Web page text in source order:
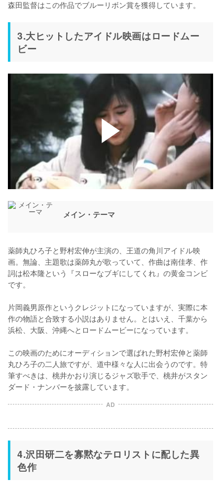
森田監督はこの作品でブルーリボン賞を獲得しています。
3.大ヒットしたアイドル映画はロードムー
ビー
メイン・テーマ
薬師丸ひろ子と野村宏伸が主演の、王道の角川アイドル映
画。無論、主題歌は薬師丸が歌っていて、作曲は南佳孝、作
詞は松本隆という『スローなブギにしてくれ』の黄金コンビ
です。
片岡義男原作というクレジットになっていますが、実際に本
作の物語と合致する小説はありません。とはいえ、千葉から
浜松、大阪、沖縄へとロードムービーになっています。
この映画のためにオーディションで選ばれた野村宏伸と薬師
丸ひろ子の二人旅ですが、道中様々な人に出会うのです。特
筆すべきは、桃井かおり演じるジャズ歌手で、桃井がスタン
ダード・ナンバーを披露しています。
AD
4.沢田研二を寡黙なテロリストに配した異
色作